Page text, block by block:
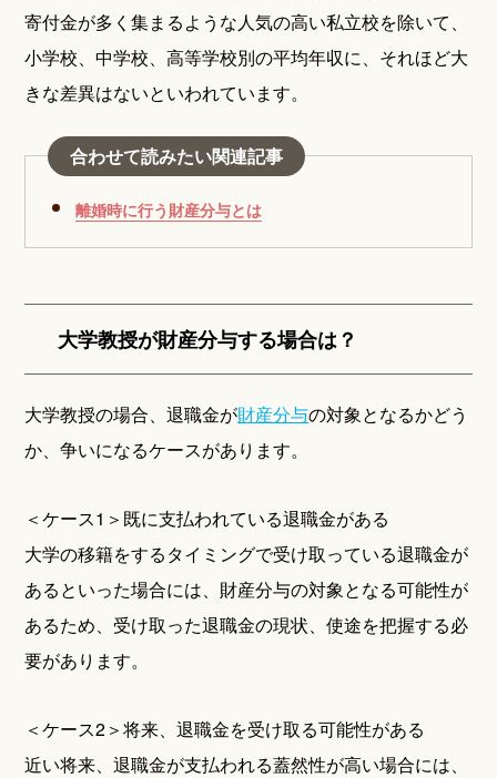
寄付金が多く集まるような人気の高い私立校を除いて、
小学校、中学校、高等学校別の平均年収に、それほど大
きな差異はないといわれています。
合わせて読みたい関連記事
離婚時に行う財産分与とは
大学教授が財産分与する場合は？
大学教授の場合、退職金が財産分与の対象となるかどう
か、争いになるケースがあります。
＜ケース1＞既に支払われている退職金がある
大学の移籍をするタイミングで受け取っている退職金が
あるといった場合には、財産分与の対象となる可能性が
あるため、受け取った退職金の現状、使途を把握する必
要があります。
＜ケース2＞将来、退職金を受け取る可能性がある
近い将来、退職金が支払われる蓋然性が高い場合には、